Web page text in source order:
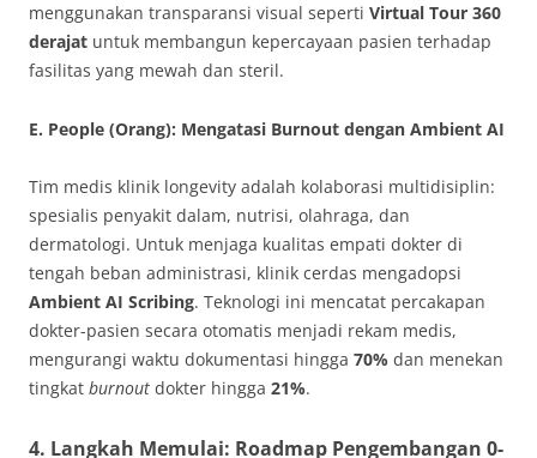
menggunakan transparansi visual seperti Virtual Tour 360
derajat untuk membangun kepercayaan pasien terhadap
fasilitas yang mewah dan steril.
E. People (Orang): Mengatasi Burnout dengan Ambient AI
Tim medis klinik longevity adalah kolaborasi multidisiplin:
spesialis penyakit dalam, nutrisi, olahraga, dan
dermatologi. Untuk menjaga kualitas empati dokter di
tengah beban administrasi, klinik cerdas mengadopsi
Ambient AI Scribing. Teknologi ini mencatat percakapan
dokter-pasien secara otomatis menjadi rekam medis,
mengurangi waktu dokumentasi hingga 70% dan menekan
tingkat burnout dokter hingga 21%.
4. Langkah Memulai: Roadmap Pengembangan 0-